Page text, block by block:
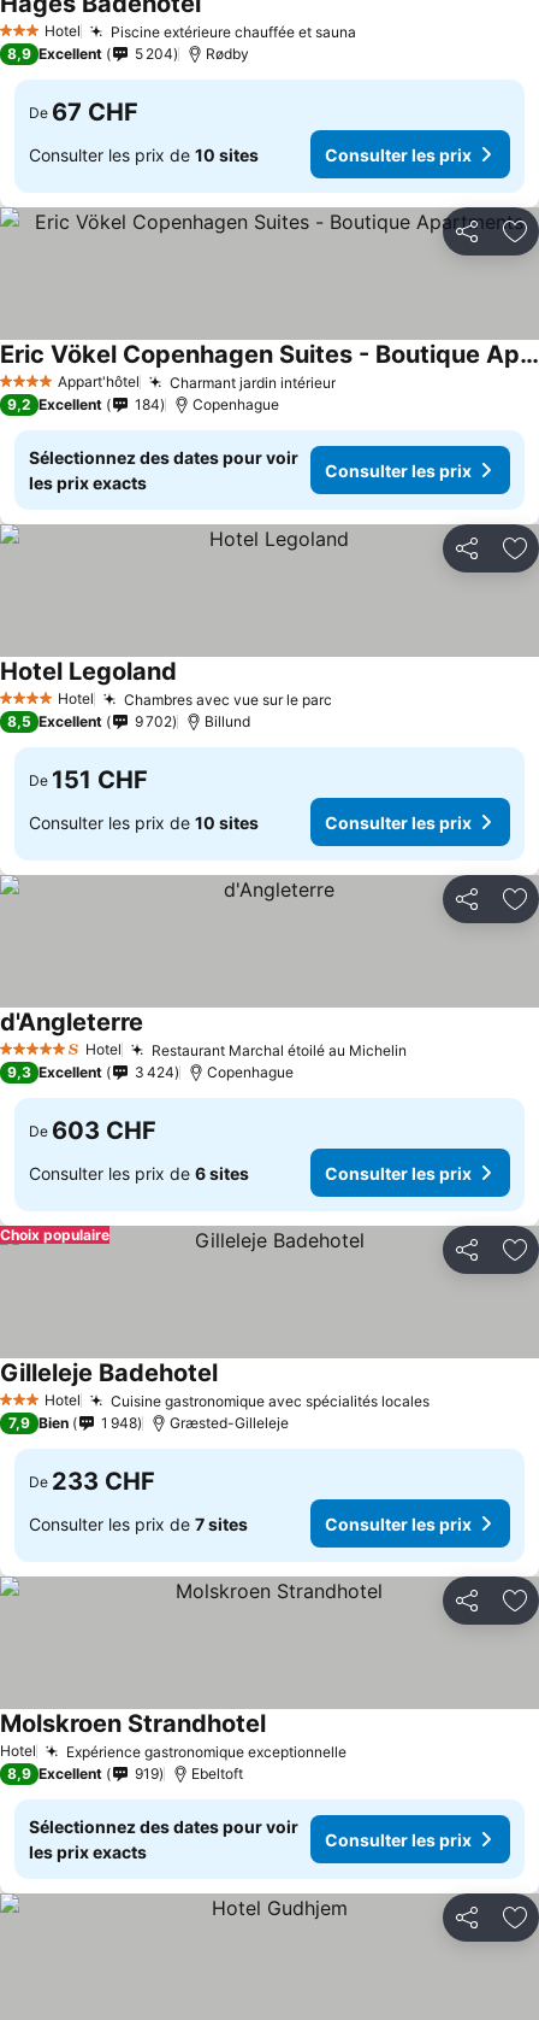
3 ÉtoilesHotel Piscine extérieure chauffée et sauna
8,9 Excellent 5 204 Rødby
De 67 CHF
Consulter les prix de 10 sites Consulter les prix
Partager
4 Étoiles Appart'hôtel Charmant jardin intérieur
Eric Vökel Copenhagen Suites - Boutique Apartments
9,2 Excellent 184 Copenhague
Sélectionnez des dates pour voir
les prix exacts
Consulter les prix
Partager
4 Étoiles Hotel Chambres avec vue sur le parc
Hotel Legoland
8,5 Excellent 9 702 Billund
De 151 CHF
Consulter les prix de 10 sites Consulter les prix
Partager
5 Étoiles Hotel Restaurant Marchal étoilé au Michelin
d'Angleterre
9,3 Excellent 3 424 Copenhague
De 603 CHF
Consulter les prix de 6 sites Consulter les prix
Partager
Choix populaire
3 ÉtoilesHotel Cuisine gastronomique avec spécialités locales
Gilleleje Badehotel
7,9 Bien 1 948 Græsted-Gilleleje
De 233 CHF
Consulter les prix de 7 sites Consulter les prix
Partager
Hotel Expérience gastronomique exceptionnelle
Molskroen Strandhotel
8,9 Excellent 919 Ebeltoft
Sélectionnez des dates pour voir
les prix exacts
Consulter les prix
Partager